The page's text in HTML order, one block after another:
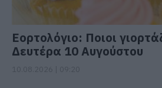
Εορτολόγιο: Ποιοι
Δευτέρα 10 Αυγούστου